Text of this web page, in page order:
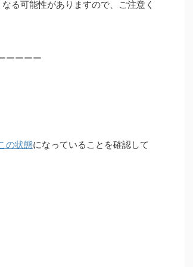
る可能性がありますので、ご注意く
ーーーー
の状態になっていることを確認して